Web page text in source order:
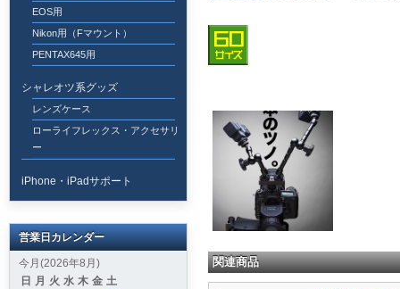
関連商品
EOS用
Nikon用（Fマウント）
PENTAX645用
シャレオツ系グッズ
レンズケース
ローライフレックス・アクセサリ
ー
iPhone・iPadサポート
営業日カレンダー
今月(2026年8月)
日
月 火 水 木 金 土